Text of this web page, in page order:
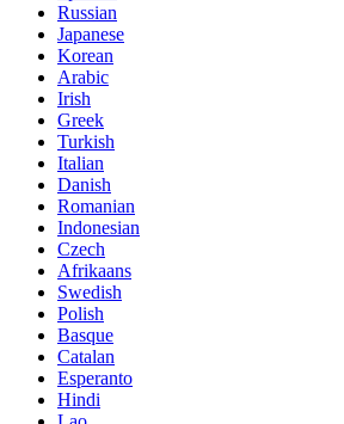
Russian
Japanese
Korean
Arabic
Irish
Greek
Turkish
Italian
Danish
Romanian
Indonesian
Czech
Afrikaans
Swedish
Polish
Basque
Catalan
Esperanto
Hindi